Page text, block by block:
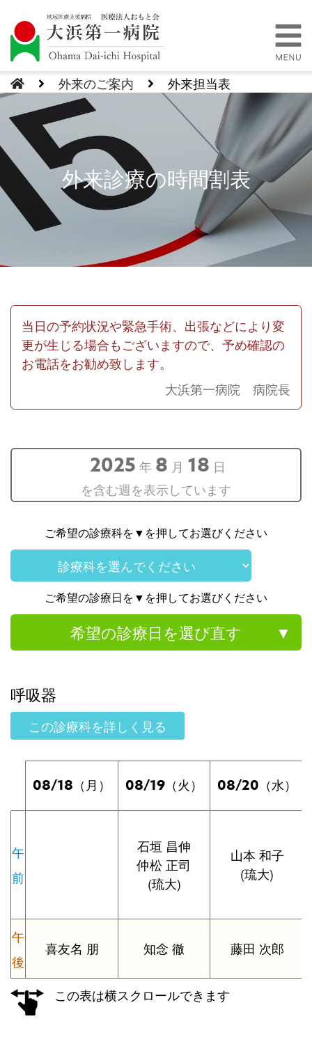
外来のご案内 外来担当表
外来診療の時間割表
当日の予約状況や緊急手術、出張などにより変
更が生じる場合もございますので、予め確認の
お電話をお勧め致します。
大浜第一病院 病院長
2025 年 8 月 18 日
を含む週を表示しています
ご希望の診療科を▼を押してお選びください
ご希望の診療日を▼を押してお選びください
希望の診療日を選び直す
呼吸器
この診療科を詳しく見る
08/18 （月） 08/19 （火） 08/20 （水）
午
前
石垣 昌伸
仲松 正司
(琉大)
山本 和子
(琉大)
午
後
喜友名 朋 知念 徹 藤田 次郎
この表は横スクロールできます